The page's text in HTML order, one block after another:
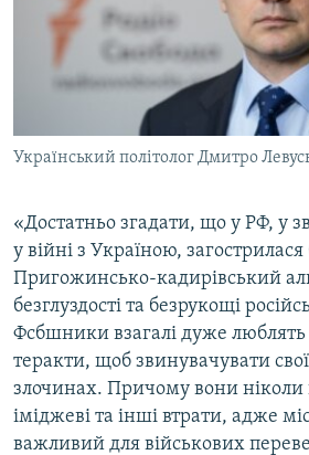
Український політолог Дмитро
«Достатньо згадати, що у РФ, у
у війні з Україною, загострилася
Пригожинсько-кадирівський
безглуздості та безрукощі
Фсбшники взагалі дуже люблять
теракти, щоб звинувачувати
злочинах. Причому вони
іміджеві та інші втрати, адже
важливий для військових